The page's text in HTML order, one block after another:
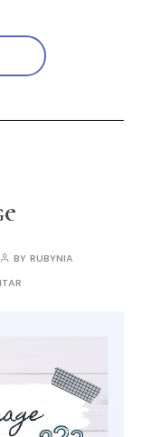
BY RUBYNIA